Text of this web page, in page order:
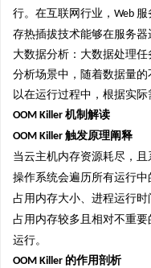
行。在互联网行业， Web 服
存热插拔技术能够在服务
大数据分析：大数据处理
分析场景中，随着数据量
以在运行过程中，根据实
OOM Killer 机制解读
OOM Killer 触发原理阐释
当云主机内存资源耗尽，
操作系统会遍历所有运行
占用内存大小、进程运行
占用内存较多且相对不重
运行。
OOM Killer 的作用剖析